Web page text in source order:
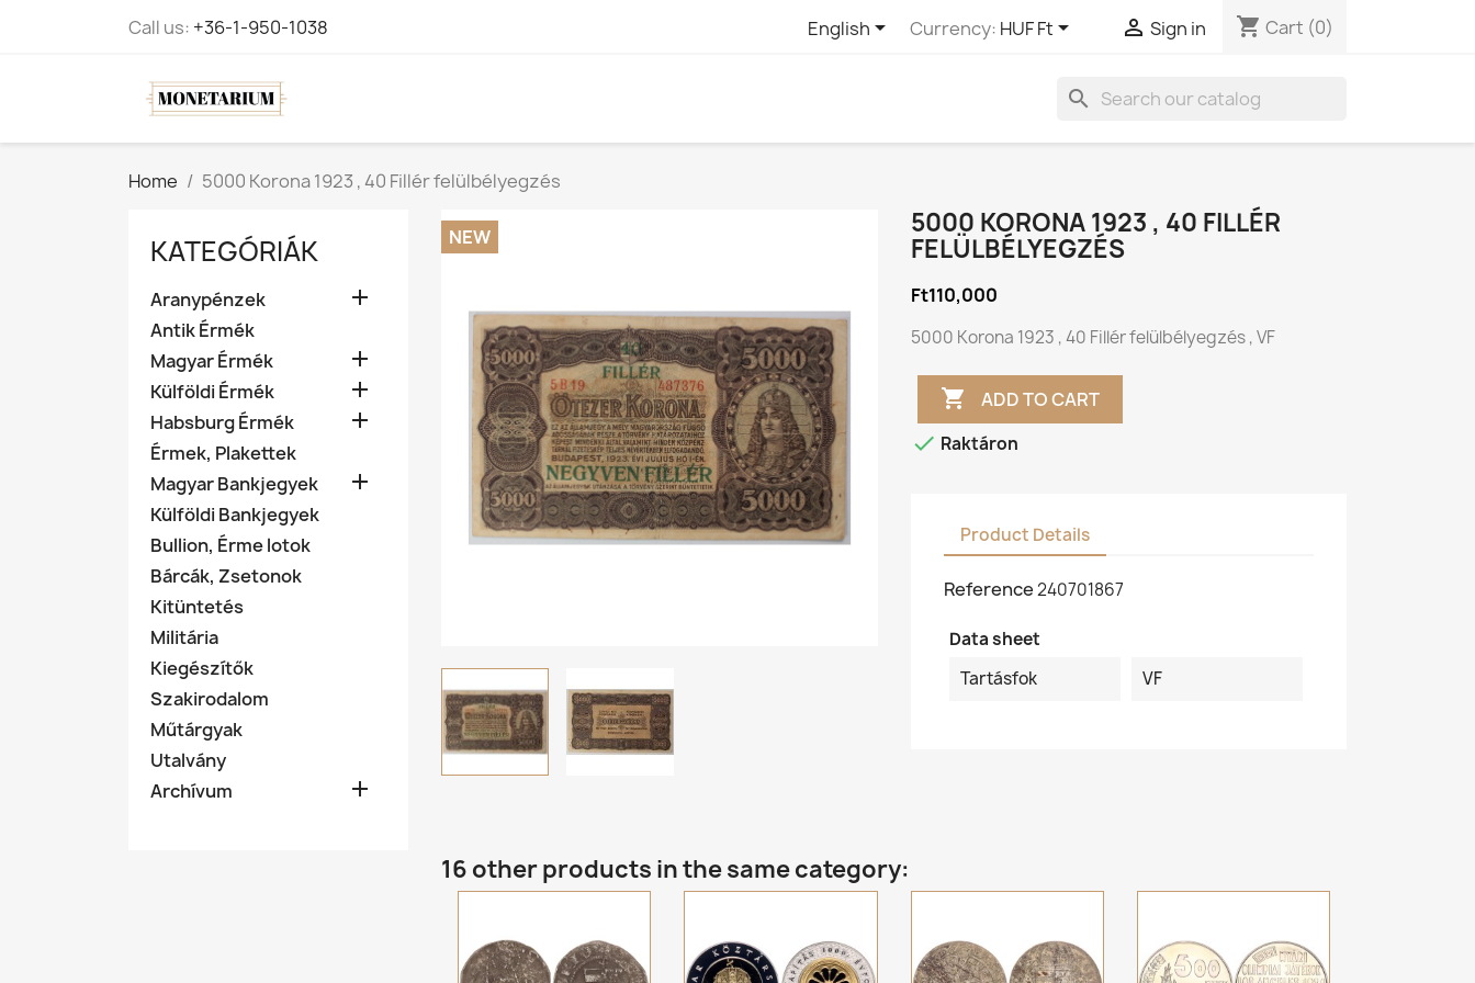
Call us: +36-1-950-1038 English Currency: HUF Ft  Sign in shopping_cart Cart (0)
search
Home 5000 Korona 1923 , 40 Fillér felülbélyegzés
KATEGÓRIÁK
Aranypénzek 
Antik Érmék
Magyar Érmék

Külföldi Érmék 
Habsburg Érmék 
Érmek, Plakettek
Magyar Bankjegyek

Külföldi Bankjegyek
Bullion, Érme lotok
Bárcák, Zsetonok
Kitüntetés
Militária
Kiegészítők
Szakirodalom
Műtárgyak
Utalvány
Archívum

NEW
5000 KORONA 1923 , 40 FILLÉR
FELÜLBÉLYEGZÉS
Ft110,000
5000 Korona 1923 , 40 Fillér felülbélyegzés , VF
 ADD TO CART
 Raktáron
Product Details
Reference240701867
Data sheet
Tartásfok
VF
16 other products in the same category: